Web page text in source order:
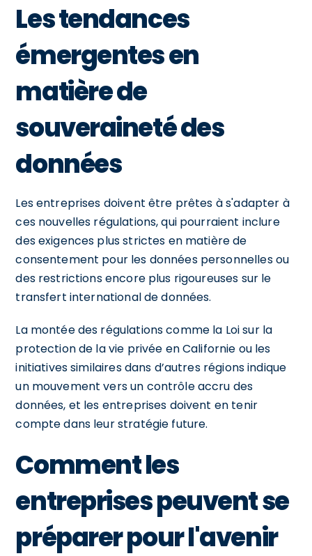
Les tendances
émergentes en
matière de
souveraineté des
données
Les entreprises doivent être prêtes à s'adapter à
ces nouvelles régulations, qui pourraient inclure
des exigences plus strictes en matière de
consentement pour les données personnelles ou
des restrictions encore plus rigoureuses sur le
transfert international de données.
La montée des régulations comme la Loi sur la
protection de la vie privée en Californie ou les
initiatives similaires dans d’autres régions indique
un mouvement vers un contrôle accru des
données, et les entreprises doivent en tenir
compte dans leur stratégie future.
Comment les
entreprises peuvent se
préparer pour l'avenir